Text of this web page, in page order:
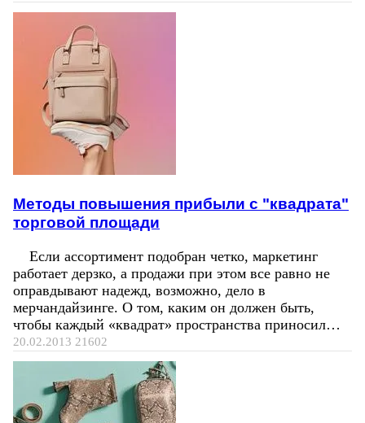
Методы повышения прибыли с "квадрата"
торговой площади
Если ассортимент подобран четко, маркетинг
работает дерзко, а продажи при этом все равно не
оправдывают надежд, возможно, дело в
мерчандайзинге. О том, каким он должен быть,
чтобы каждый «квадрат» пространства приносил…
20.02.2013 21602